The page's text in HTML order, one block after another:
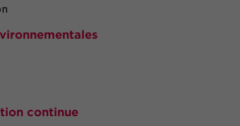
continue